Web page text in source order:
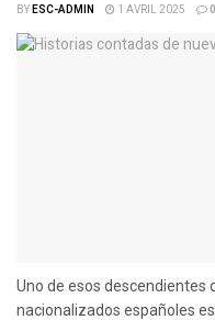
BYESC-ADMIN 1 AVRIL 2025 0
Uno de esos
nacionalizados españoles